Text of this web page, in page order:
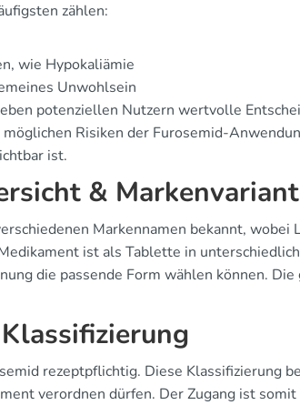
zählen:
wie Hypokaliämie
Unwohlsein
potenziellen Nutzern wertvolle
Risiken der Furosemid-
ist.
&
Markennamen bekannt,
ist als Tablette in
die passende Form wählen können.
rezeptpflichtig. Diese Klassifizierung
verordnen dürfen. Der Zugang ist